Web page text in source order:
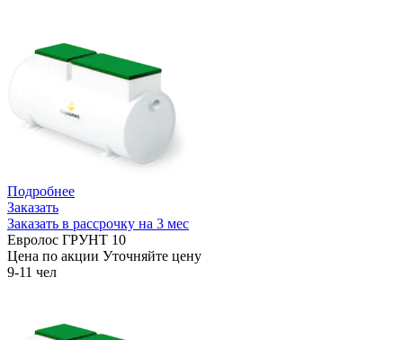
Подробнее
Заказать
Заказать в рассрочку на 3 мес
Евролос ГРУНТ 10
Цена по акции Уточняйте цену
9-11 чел